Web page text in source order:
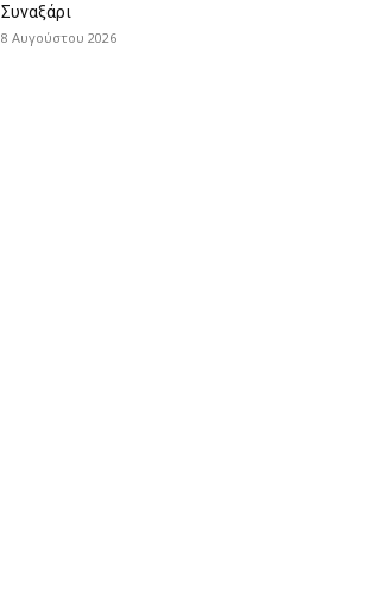
Συναξάρι
8 Αυγούστου 2026